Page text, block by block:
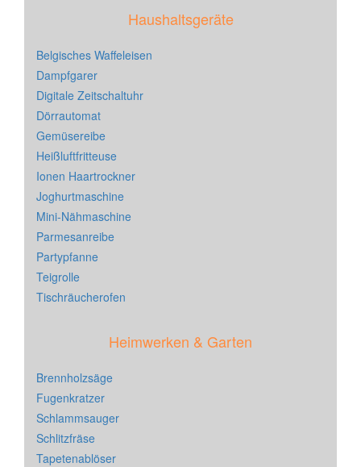
Haushaltsgeräte
Belgisches Waffeleisen
Dampfgarer
Digitale Zeitschaltuhr
Dörrautomat
Gemüsereibe
Heißluftfritteuse
Ionen Haartrockner
Joghurtmaschine
Mini-Nähmaschine
Parmesanreibe
Partypfanne
Teigrolle
Tischräucherofen
Heimwerken & Garten
Brennholzsäge
Fugenkratzer
Schlammsauger
Schlitzfräse
Tapetenablöser